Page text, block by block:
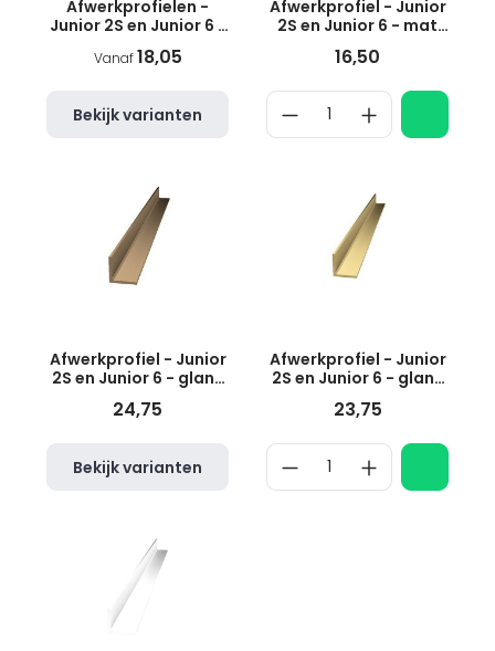
Afwerkprofielen -
Junior 2S en Junior 6 -
zwart
Vanaf18,05
Bekijk varianten
Afwerkprofiel - Junior
2S en Junior 6 - mat
zilver
16,50
Afwerkprofiel - Junior
2S en Junior 6 - glans
brons
24,75
Bekijk varianten
Afwerkprofiel - Junior
2S en Junior 6 - glans
goud
23,75